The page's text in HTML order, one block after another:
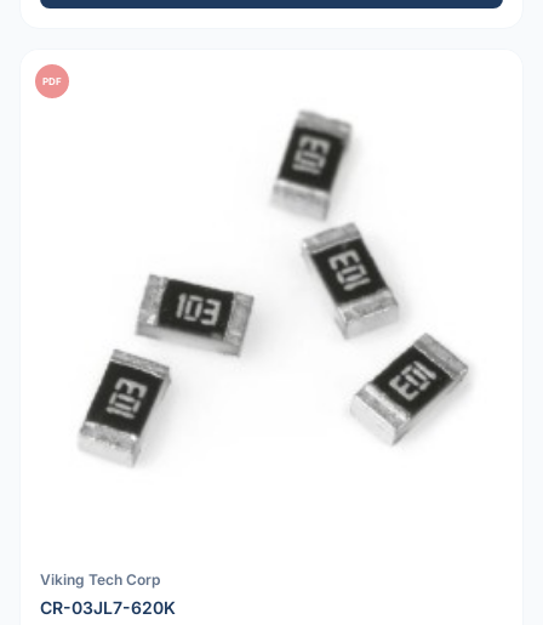
PDF
Viking Tech Corp
CR-03JL7-620K